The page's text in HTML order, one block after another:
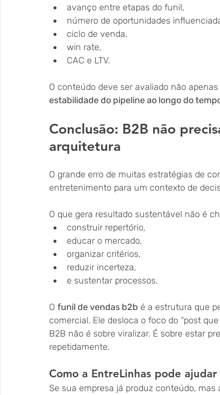
avanço entre etapas do funil,
número de oportunidades
ciclo de venda,
win rate,
CAC e LTV.
O conteúdo deve ser avaliado não
estabilidade do pipeline ao longo do
Conclusão: B2B não
arquitetura
O grande erro de muitas estratégias de
entretenimento para um contexto de
O que gera resultado sustentável não é
construir repertório,
educar o mercado,
organizar critérios,
reduzir incerteza,
e sustentar processos.
O funil de vendas b2b é a estrutura que
comercial. Ele desloca o foco do “post
B2B não é sobre viralizar. É sobre estar
repetidamente.
Como a EntreLinhas pode ajudar
Se sua empresa já produz conteúdo,